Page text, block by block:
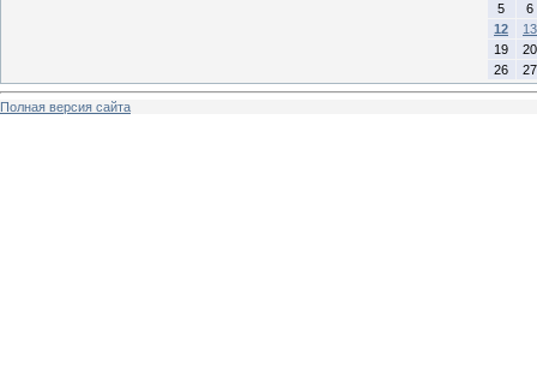
5
6
12
13
19
20
26
27
Полная версия сайта